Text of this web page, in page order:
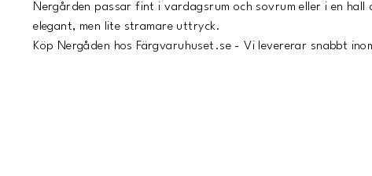
Nergården passar fint i vardagsrum och sovrum eller i en hall
elegant, men lite stramare uttryck.
Köp Nergåden hos Färgvaruhuset.se - Vi levererar snabbt